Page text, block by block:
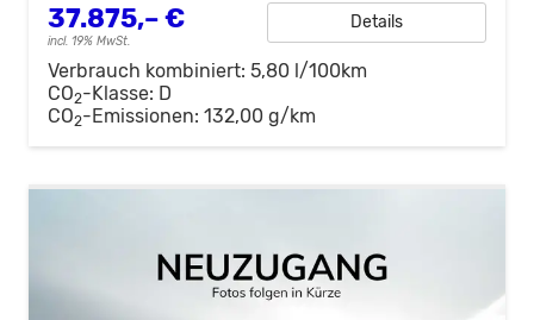
37.875,– €
incl. 19% MwSt.
Details
Verbrauch kombiniert: 5,80 l/100km
CO2-Klasse: D
CO2-Emissionen: 132,00 g/km